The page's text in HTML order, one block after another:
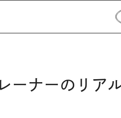
ーナーのリア